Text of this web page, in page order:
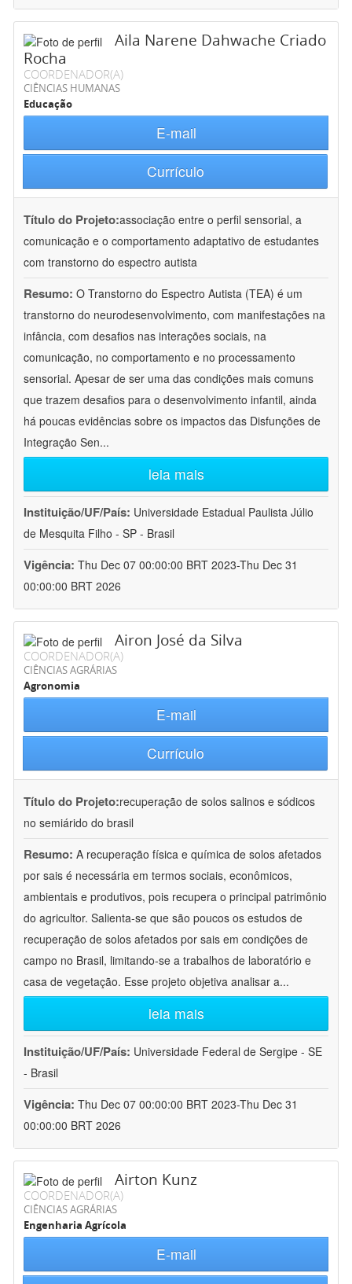
Aila Narene Dahwache Criado
Rocha
COORDENADOR(A)
CIÊNCIAS HUMANAS
Educação
E-mail
Currículo
Título do Projeto:associação entre o perfil sensorial, a
comunicação e o comportamento adaptativo de estudantes
com transtorno do espectro autista
Resumo: O Transtorno do Espectro Autista (TEA) é um
transtorno do neurodesenvolvimento, com manifestações na
infância, com desafios nas interações sociais, na
comunicação, no comportamento e no processamento
sensorial. Apesar de ser uma das condições mais comuns
que trazem desafios para o desenvolvimento infantil, ainda
há poucas evidências sobre os impactos das Disfunções de
Integração Sen...
leia mais
Instituição/UF/País: Universidade Estadual Paulista Júlio
de Mesquita Filho - SP - Brasil
Vigência: Thu Dec 07 00:00:00 BRT 2023-Thu Dec 31
00:00:00 BRT 2026
Airon José da Silva
COORDENADOR(A)
CIÊNCIAS AGRÁRIAS
Agronomia
E-mail
Currículo
Título do Projeto:recuperação de solos salinos e sódicos
no semiárido do brasil
Resumo: A recuperação física e química de solos afetados
por sais é necessária em termos sociais, econômicos,
ambientais e produtivos, pois recupera o principal patrimônio
do agricultor. Salienta-se que são poucos os estudos de
recuperação de solos afetados por sais em condições de
campo no Brasil, limitando-se a trabalhos de laboratório e
casa de vegetação. Esse projeto objetiva analisar a...
leia mais
Instituição/UF/País: Universidade Federal de Sergipe - SE
- Brasil
Vigência: Thu Dec 07 00:00:00 BRT 2023-Thu Dec 31
00:00:00 BRT 2026
Airton Kunz
COORDENADOR(A)
CIÊNCIAS AGRÁRIAS
Engenharia Agrícola
E-mail